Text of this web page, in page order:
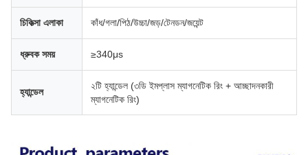
চিকিত্সা এলাকা কাঁধ/গলা/পিঠ/উচ্চা/জড়/টেনডন/জয়েন্ট
ধ্রুবক সময় ≥340μs
হ্যান্ডেল
২টি হ্যান্ডেল (৩ডি ইমপ্লাস ম্যাগনেটিক রিং + আচ্ছাদনকারী
ম্যাগনেটিক রিং)